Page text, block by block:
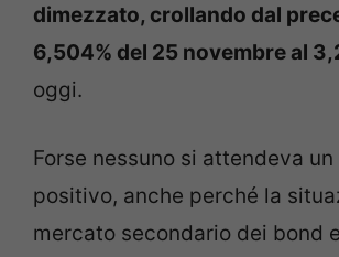
dimezzato, crollando dal
6,504% del 25 novembre al
oggi.
Forse nessuno si attendeva
positivo, anche perché la
mercato secondario dei bond